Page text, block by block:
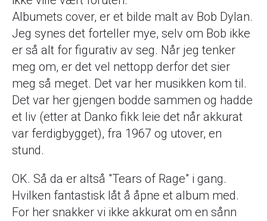
Albumets cover, er et bilde malt av Bob Dylan.
Jeg synes det forteller mye, selv om Bob ikke
er så alt for figurativ av seg. Når jeg tenker
meg om, er det vel nettopp derfor det sier
meg så meget. Det var her musikken kom til.
Det var her gjengen bodde sammen og hadde
et liv (etter at Danko fikk leie det når akkurat
var ferdigbygget), fra 1967 og utover, en
stund.
OK. Så da er altså "Tears of Rage" i gang.
Hvilken fantastisk låt å åpne et album med.
For her snakker vi ikke akkurat om en sånn